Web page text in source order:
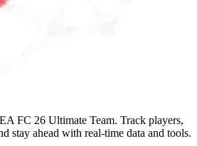
FC 26 Ultimate Team. Track players,
stay ahead with real-time data and tools.